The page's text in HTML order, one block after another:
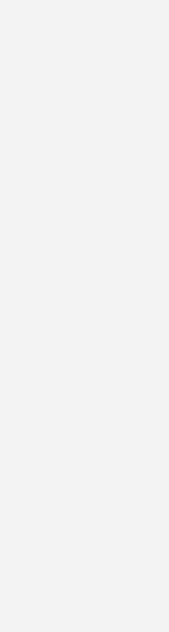
hat zum 1.
und
ROM Technik
Schlüsselrolle